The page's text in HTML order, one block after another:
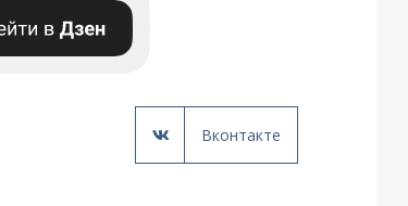
Вконтакте